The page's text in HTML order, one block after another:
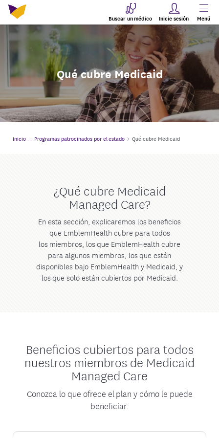
Buscar un médico Inicie sesión Menú
Qué cubre Medicaid
Inicio Programas patrocinados por el estado Qué cubre Medicaid
¿Qué cubre Medicaid
Managed Care?
En esta sección, explicaremos los beneficios
que EmblemHealth cubre para todos
los miembros, los que EmblemHealth cubre
para algunos miembros, los que están
disponibles bajo EmblemHealth y Medicaid, y
los que solo están cubiertos por Medicaid.
Beneficios cubiertos para todos
nuestros miembros de Medicaid
Managed Care
Conozca lo que ofrece el plan y cómo le puede
beneficiar.